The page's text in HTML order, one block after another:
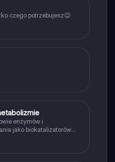
czego potrzebujesz😉
enzymów i
jako biokatalizatorów